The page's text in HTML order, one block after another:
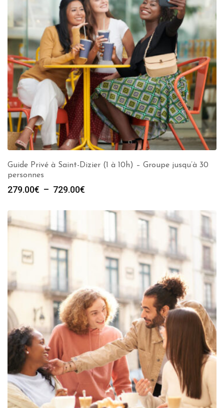
Guide Privé à Saint-Dizier (1 à 10h) – Groupe jusqu’à 30
personnes
279.00€ – 729.00€
prix :
à
729.00€